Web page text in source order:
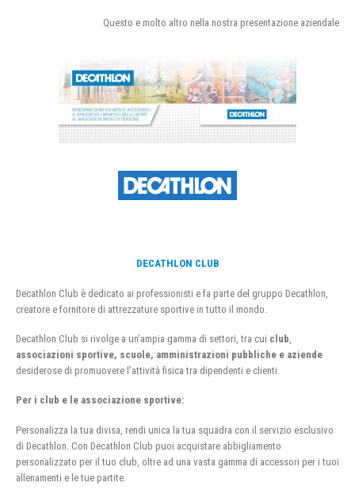
Questo e molto altro nella nostra presentazione aziendale
DECATHLON CLUB
Decathlon Club è dedicato ai professionisti e fa parte del gruppo Decathlon,
creatore e fornitore di attrezzature sportive in tutto il mondo.
Decathlon Club si rivolge a un’ampia gamma di settori, tra cui club
associazioni sportive, scuole, amministrazioni pubbliche e aziende
desiderose di promuovere l’attività fisica tra dipendenti e clienti.
Per i club e le associazione sportive:
Personalizza la tua divisa, rendi unica la tua squadra con il servizio esclusivo
di Decathlon. Con Decathlon Club puoi acquistare abbigliamento
personalizzato per il tuo club, oltre ad una vasta gamma di accessori per i tuoi
allenamenti e le tue partite.